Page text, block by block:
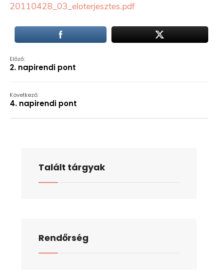
20110428_03_eloterjesztes.pdf
Előző:
2. napirendi pont
Következő:
4. napirendi pont
Talált tárgyak
Rendőrség